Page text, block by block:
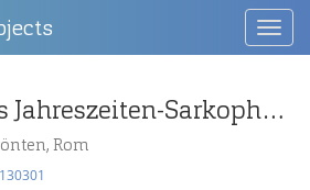
Fragment eines Jahreszeiten-Sarkophags
Rom